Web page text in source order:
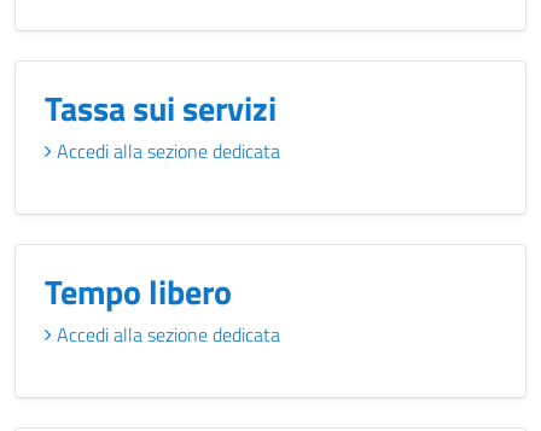
Tassa sui servizi
Accedi alla sezione dedicata
Tempo libero
Accedi alla sezione dedicata